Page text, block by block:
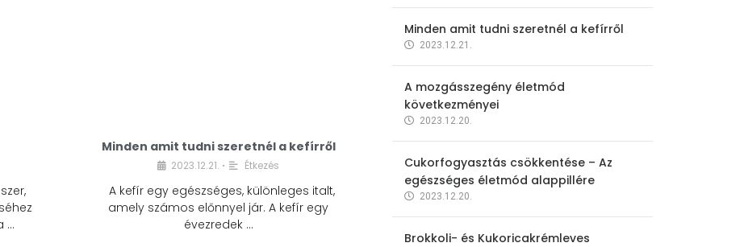
…
Minden amit tudni szeretnél a kefírről
2023.12.21. • Étkezés
A kefír egy egészséges, különleges italt,
amely számos előnnyel jár. A kefír egy
évezredek …
Minden amit tudni szeretnél a kefírről
2023.12.21.
A mozgásszegény életmód
következményei
2023.12.20.
Cukorfogyasztás csökkentése – Az
egészséges életmód alappillére
2023.12.20.
Brokkoli- és Kukoricakrémleves